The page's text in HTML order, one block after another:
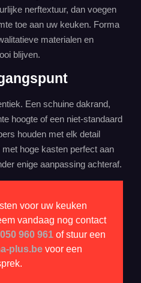
nerftextuur, dan voegen
toe aan uw keuken. Forma
materialen en
blijven.
Een schuine dakrand,
hoogte of een niet-standaard
houden met elk detail
hoge kasten perfect aan
enige aanpassing achteraf.
voor uw keuken
vandaag nog contact
050 960 961 of stuur een
plus.be voor een